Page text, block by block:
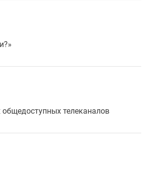
общедоступных телеканалов